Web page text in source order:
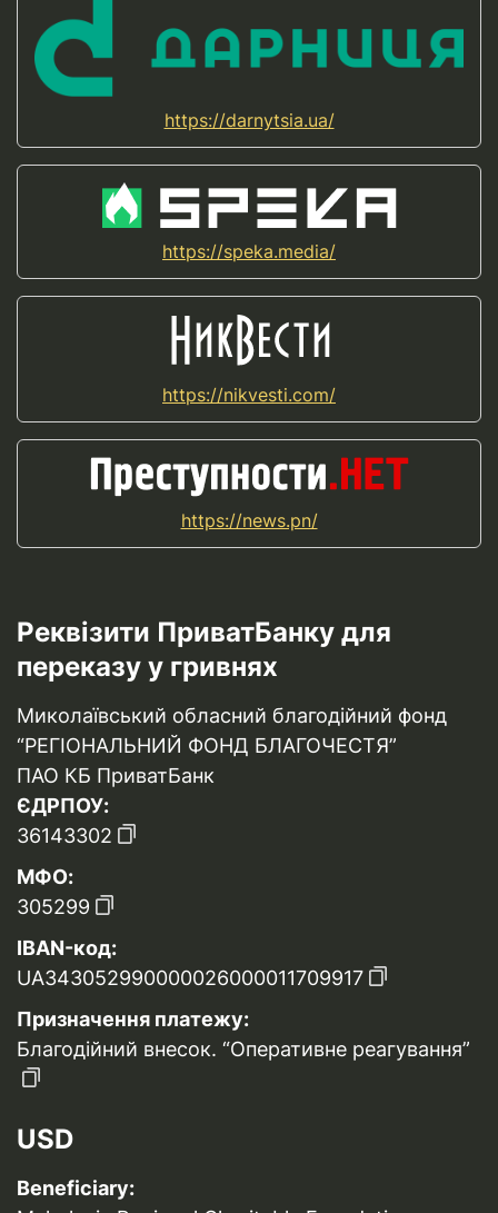
https://darnytsia.ua/
https://speka.media/
https://nikvesti.com/
https://news.pn/
Реквізити ПриватБанку для
переказу у гривнях
Миколаївський обласний благодійний фонд
“РЕГІОНАЛЬНИЙ ФОНД БЛАГОЧЕСТЯ”
ПАО КБ ПриватБанк
ЄДРПОУ:
36143302
МФО:
305299
IBAN-код:
UA343052990000026000011709917
Призначення платежу:
Благодійний внесок. “Оперативне реагування”
USD
Beneficiary: